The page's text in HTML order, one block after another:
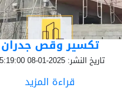
تكسير وقص جدران
تاريخ النشر: 2025-01-08 05:19:00
قراءة المزيد